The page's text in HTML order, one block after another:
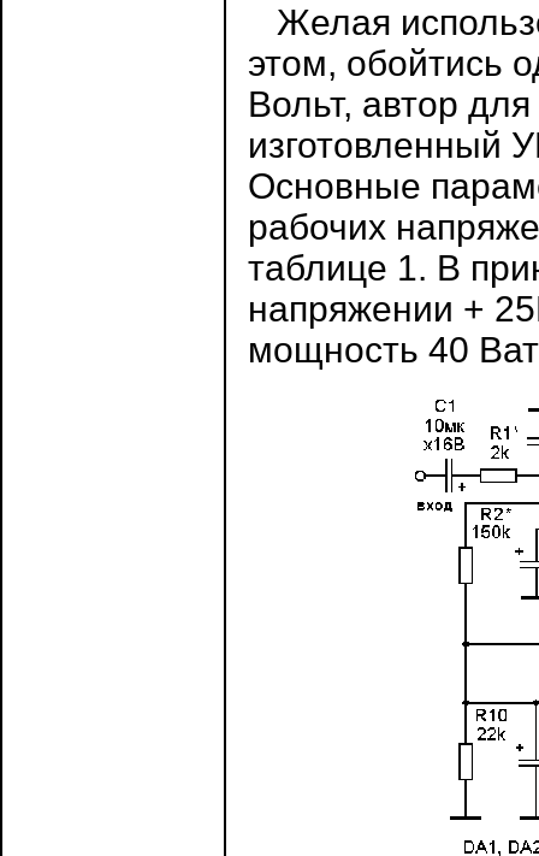
Желая
этом, обойтись
Вольт, автор
изготовленный
Основные
рабочих
таблице 1. В
напряжении +
мощность 40